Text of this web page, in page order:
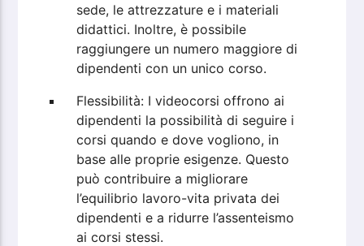
sede, le attrezzature e i materiali
didattici. Inoltre, è possibile
raggiungere un numero maggiore di
dipendenti con un unico corso.
Flessibilità: I videocorsi offrono ai
dipendenti la possibilità di seguire i
corsi quando e dove vogliono, in
base alle proprie esigenze. Questo
può contribuire a migliorare
l’equilibrio lavoro-vita privata dei
dipendenti e a ridurre l’assenteismo
ai corsi stessi.